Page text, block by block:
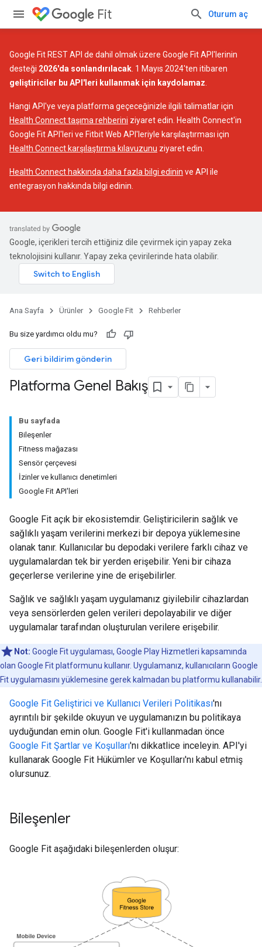
Fit Oturum aç
Google Fit REST API de dahil olmak üzere Google Fit API'lerinin
desteği 2026'da sonlandırılacak . 1 Mayıs 2024'ten itibaren
geliştiriciler bu API'leri kullanmak için kaydolamaz
Hangi API'ye veya platforma geçeceğinizle ilgili talimatlar için
Health Connect taşıma rehberini ziyaret edin. Health Connect'in
Google Fit API'leri ve Fitbit Web API'leriyle karşılaştırması için
Health Connect karşılaştırma kılavuzunu ziyaret edin.
Health Connect hakkında daha fazla bilgi edinin ve API ile
entegrasyon hakkında bilgi edinin.
Google, içerikleri tercih ettiğiniz dile çevirmek için yapay zeka
teknolojisini kullanır. Yapay zeka çevirilerinde hata olabilir.
Ana Sayfa Ürünler Google Fit Rehberler
Bu size yardımcı oldu mu?
Geri bildirim gönderin
Platforma Genel Bakış
Bu sayfada
Bileşenler
Fitness mağazası
Sensör çerçevesi
İzinler ve kullanıcı denetimleri
Google Fit API'leri
Google Fit açık bir ekosistemdir. Geliştiricilerin sağlık ve
sağlıklı yaşam verilerini merkezi bir depoya yüklemesine
olanak tanır. Kullanıcılar bu depodaki verilere farklı cihaz ve
uygulamalardan tek bir yerden erişebilir. Yeni bir cihaza
geçerlerse verilerine yine de erişebilirler.
Sağlık ve sağlıklı yaşam uygulamanız giyilebilir cihazlardan
veya sensörlerden gelen verileri depolayabilir ve diğer
uygulamalar tarafından oluşturulan verilere erişebilir.
Not: Google Fit uygulaması, Google Play Hizmetleri kapsamında
olan Google Fit platformunu kullanır. Uygulamanız, kullanıcıların Google
Fit uygulamasını yüklemesine gerek kalmadan bu platformu kullanabilir.
Google Fit Geliştirici ve Kullanıcı Verileri Politikası'nı
ayrıntılı bir şekilde okuyun ve uygulamanızın bu politikaya
uyduğundan emin olun. Google Fit'i kullanmadan önce
Google Fit Şartlar ve Koşulları'nı dikkatlice inceleyin. API'yi
kullanarak Google Fit Hükümler ve Koşulları'nı kabul etmiş
olursunuz.
Bileşenler
Google Fit aşağıdaki bileşenlerden oluşur: